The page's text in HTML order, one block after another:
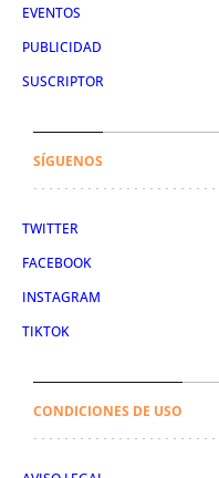
EVENTOS
PUBLICIDAD
SUSCRIPTOR
SÍGUENOS
TWITTER
FACEBOOK
INSTAGRAM
TIKTOK
CONDICIONES DE USO